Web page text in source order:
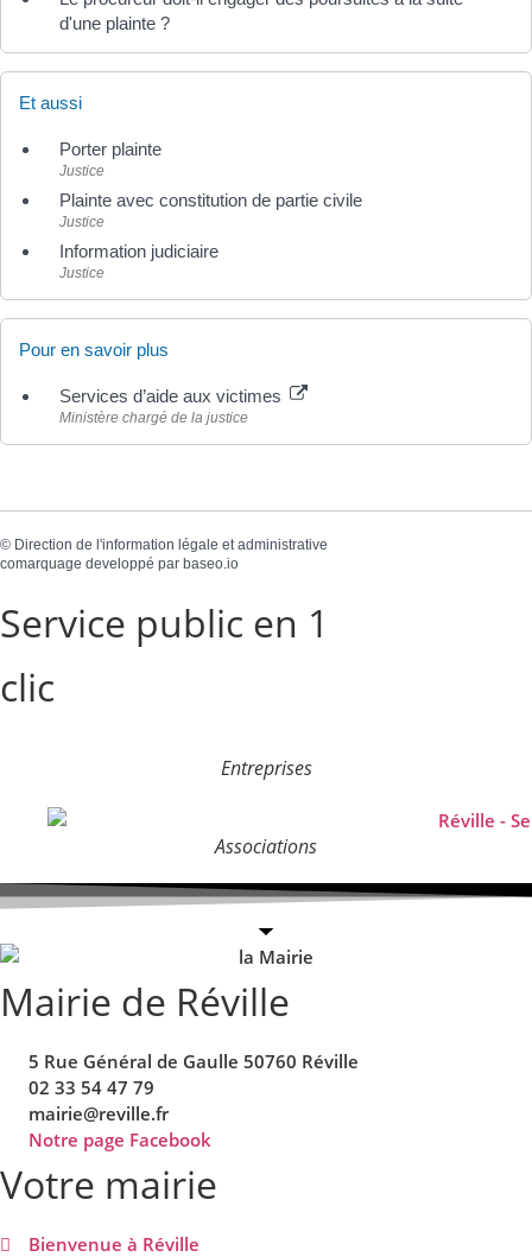
d'une plainte ?
Et aussi
Porter plainte
Justice
Plainte avec constitution de partie civile
Justice
Information judiciaire
Justice
Pour en savoir plus
Services d’aide aux victimes
Ministère chargé de la justice
© Direction de l'information légale et administrative
comarquage developpé par baseo.io
Service public en 1
clic
Entreprises
Associations
Mairie de Réville
5 Rue Général de Gaulle 50760 Réville
02 33 54 47 79
mairie@reville.fr
Notre page Facebook
Votre mairie
Bienvenue à Réville